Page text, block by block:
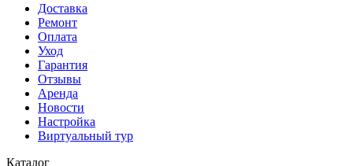
Доставка
Ремонт
Оплата
Уход
Гарантия
Отзывы
Аренда
Новости
Настройка
Виртуальный тур
Каталог